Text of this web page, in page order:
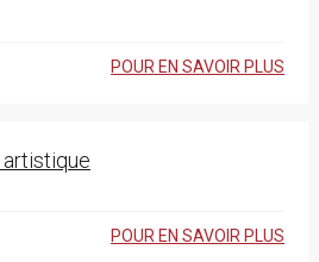
POUR EN SAVOIR PLUS
POUR EN SAVOIR PLUS